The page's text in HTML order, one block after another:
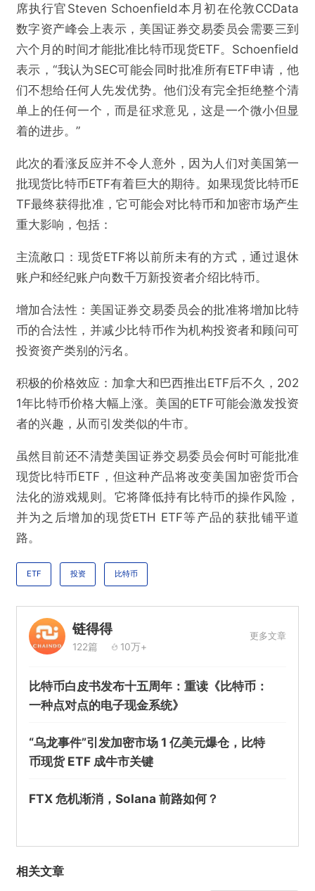
席执行官Steven Schoenfield本月初在伦敦CCData
数字资产峰会上表示，美国证券交易委员会需要三到
六个月的时间才能批准比特币现货ETF。Schoenfield
表示，“我认为SEC可能会同时批准所有ETF申请，他
们不想给任何人先发优势。他们没有完全拒绝整个清
单上的任何一个，而是征求意见，这是一个微小但显
着的进步。”
此次的看涨反应并不令人意外，因为人们对美国第一
批现货比特币ETF有着巨大的期待。如果现货比特币E
TF最终获得批准，它可能会对比特币和加密市场产生
重大影响，包括：
主流敞口：现货ETF将以前所未有的方式，通过退休
账户和经纪账户向数千万新投资者介绍比特币。
增加合法性：美国证券交易委员会的批准将增加比特
币的合法性，并减少比特币作为机构投资者和顾问可
投资资产类别的污名。
积极的价格效应：加拿大和巴西推出ETF后不久，202
1年比特币价格大幅上涨。美国的ETF可能会激发投资
者的兴趣，从而引发类似的牛市。
虽然目前还不清楚美国证券交易委员会何时可能批准
现货比特币ETF，但这种产品将改变美国加密货币合
法化的游戏规则。它将降低持有比特币的操作风险，
并为之后增加的现货ETH ETF等产品的获批铺平道
路。
ETF 投资 比特币
链得得
122篇 10万+
更多文章
比特币白皮书发布十五周年：重读《比特币：
一种点对点的电子现金系统》
“乌龙事件”引发加密市场 1 亿美元爆仓，比特
币现货 ETF 成牛市关键
FTX 危机渐消，Solana 前路如何？
相关文章